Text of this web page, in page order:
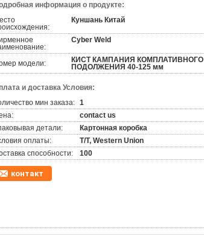
информация о продукте:
Куншань Китай
Cyber Weld
модели:
КИСТ КАМПАНИЯ КОМПЛАТИВНОГО
ПОДОЛЖЕНИЯ 40-125 мм
и доставка Условия:
мин заказа: 1
contact us
детали:
Картонная коробка
оплаты:
T/T, Western Union
способности:
100
контакт